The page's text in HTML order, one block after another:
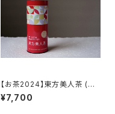
【お茶2024】東方美人茶 (台
湾)
¥7,700